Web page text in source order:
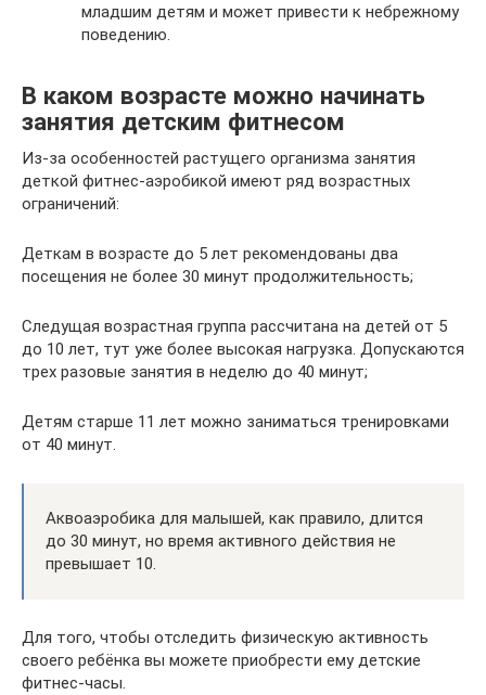
младшим детям и может привести к небрежному
поведению.
В каком возрасте можно начинать
занятия детским фитнесом
Из-за особенностей растущего организма занятия
деткой фитнес-аэробикой имеют ряд возрастных
ограничений:
Деткам в возрасте до 5 лет рекомендованы два
посещения не более 30 минут продолжительность;
Следущая возрастная группа рассчитана на детей от 5
до 10 лет, тут уже более высокая нагрузка. Допускаются
трех разовые занятия в неделю до 40 минут;
Детям старше 11 лет можно заниматься тренировками
от 40 минут.
Аквоаэробика для малышей, как правило, длится
до 30 минут, но время активного действия не
превышает 10.
Для того, чтобы отследить физическую активность
своего ребёнка вы можете приобрести ему детские
фитнес-часы.